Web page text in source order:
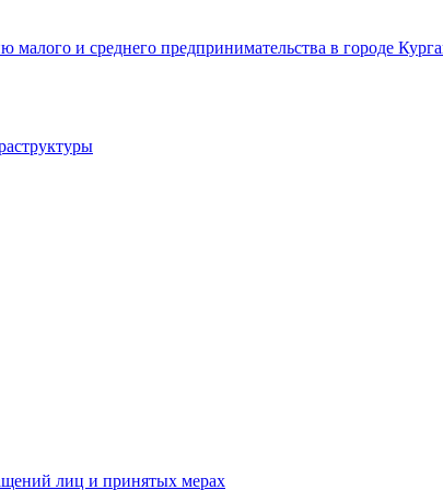
и среднего предпринимательства в городе
лиц и принятых мерах